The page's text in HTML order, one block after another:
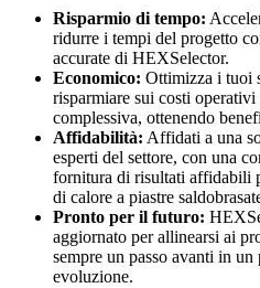
Risparmio di tempo:
ridurre i tempi del progetto
accurate di HEXSelector.
Economico: Ottimizza i tuoi
risparmiare sui costi
complessiva, ottenendo
Affidabilità: Affidati a una
esperti del settore, con una
fornitura di risultati affidabili
di calore a piastre
Pronto per il futuro:
aggiornato per allinearsi ai
sempre un passo avanti in
evoluzione.